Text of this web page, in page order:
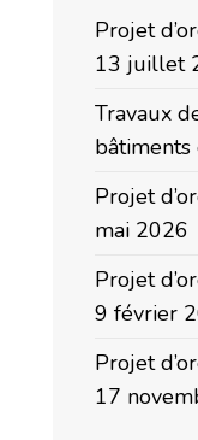
Projet
13 juillet
Travaux
Projet
mai 2026
Projet
9 février
Projet
17